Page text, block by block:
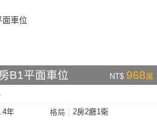
B1平面車位 NT$ 968萬
年 格局
2房2廳1衛